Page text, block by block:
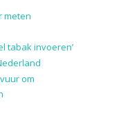
meten
tabak invoeren’
om